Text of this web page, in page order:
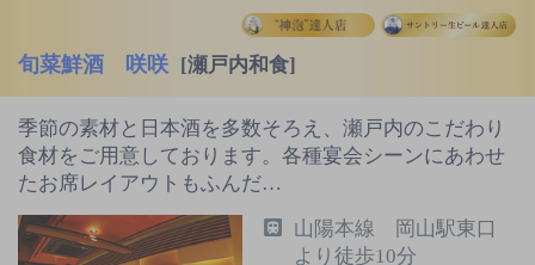
旬菜鮮酒 咲咲 [瀬戸内和食]
季節の素材と日本酒を多数そろえ、瀬戸内のこだわり
食材をご用意しております。各種宴会シーンにあわせ
たお席レイアウトもふんだ…
山陽本線 岡山駅東口
より徒歩10分